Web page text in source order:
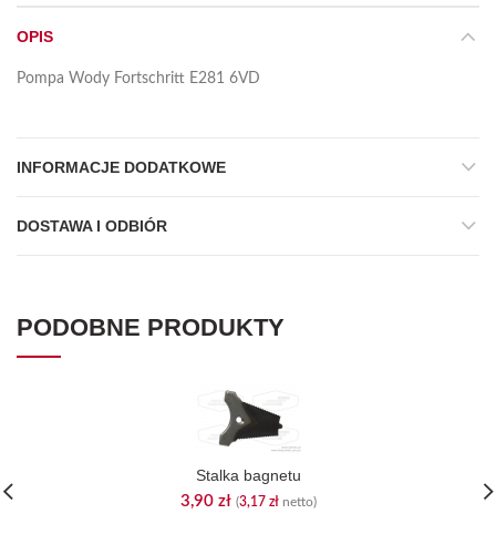
OPIS
Pompa Wody Fortschritt E281 6VD
INFORMACJE DODATKOWE
DOSTAWA I ODBIÓR
PODOBNE PRODUKTY
Stalka bagnetu
3,90 zł (3,17 złnetto)